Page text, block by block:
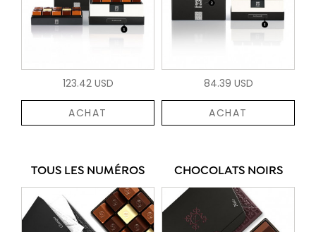
123.42 USD
ACHAT
84.39 USD
ACHAT
TOUS LES NUMÉROS CHOCOLATS NOIRS